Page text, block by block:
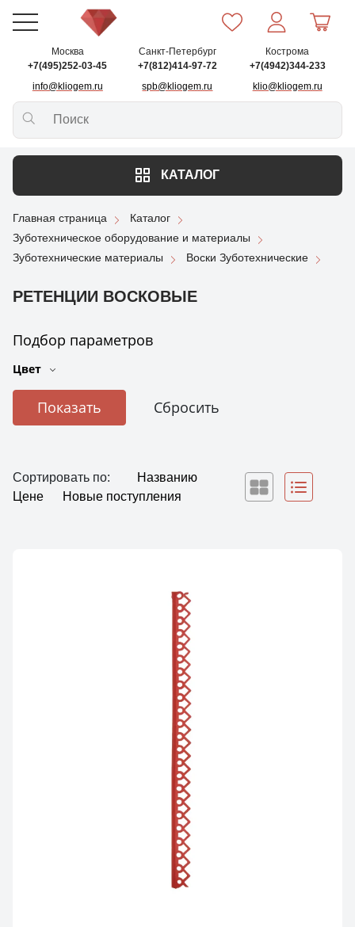
Москва
+7(495)252-03-45
info@kliogem.ru
Санкт-Петербург
+7(812)414-97-72
spb@kliogem.ru
Кострома
+7(4942)344-233
klio@kliogem.ru
КАТАЛОГ
Главная страница
Каталог
Зуботехническое оборудование и материалы
Зуботехнические материалы
Воски Зуботехнические
РЕТЕНЦИИ ВОСКОВЫЕ
Подбор параметров
Цвет
Сортировать по:
Названию
Цене
Новые поступления